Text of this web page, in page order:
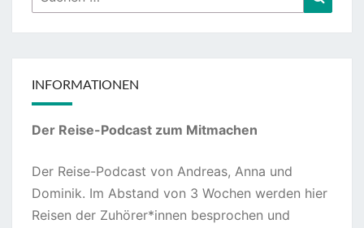
nach:
INFORMATIONEN
Der Reise-Podcast zum Mitmachen
Der Reise-Podcast von Andreas, Anna und
Dominik. Im Abstand von 3 Wochen werden hier
Reisen der Zuhörer*innen besprochen und